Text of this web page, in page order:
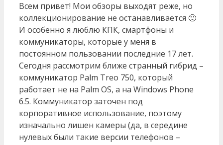
Всем привет! Мои обзоры выходят реже, но
коллекционирование не останавливается 🙂
И особенно я люблю КПК, смартфоны и
коммуникаторы, которые у меня в
постоянном пользовании последние 17 лет.
Сегодня рассмотрим ближе странный гибрид –
коммуникатор Palm Treo 750, который
работает не на Palm OS, а на Windows Phone
6.5. Коммуникатор заточен под
корпоративное использование, поэтому
изначально лишен камеры (да, в середине
нулевых были такие версии телефонов –